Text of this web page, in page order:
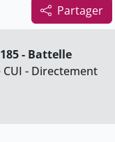
Partager
- Battelle
- Directement